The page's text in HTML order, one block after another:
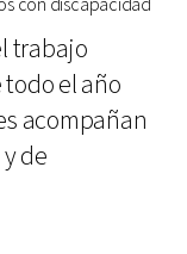
trabajo
el año
acompañan
de